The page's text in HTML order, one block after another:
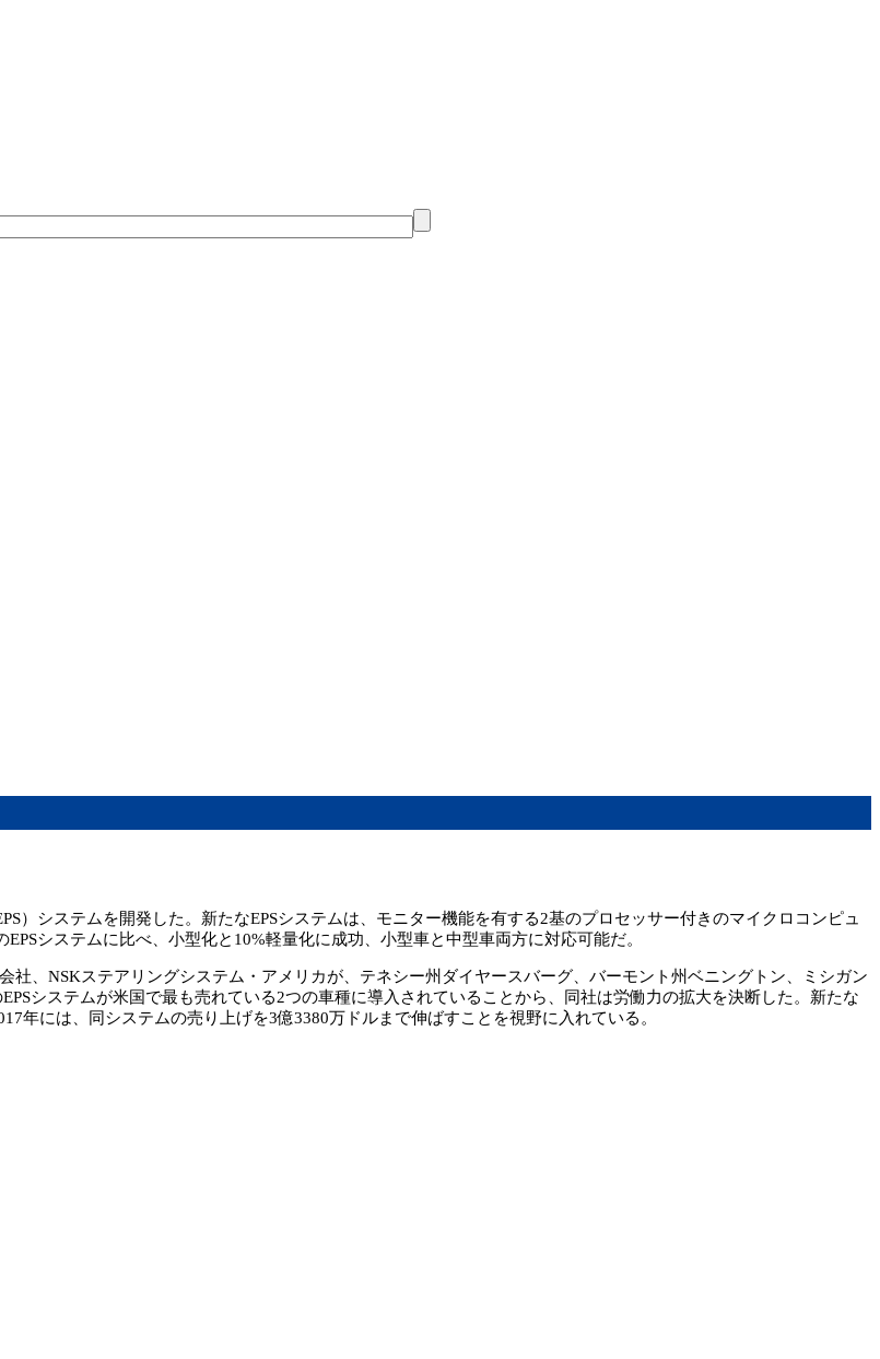
システムを開発した。新たなEPSシステムは、モニター機能を有する2基のプロセッサー付きのマイクロコンピュ
システムに比べ、小型化と10%軽量化に成功、小型車と中型車両方に対応可能だ。
、NSKステアリングシステム・アメリカが、テネシー州ダイヤースバーグ、バーモント州ベニングトン、ミシガン
システムが米国で最も売れている2つの車種に導入されていることから、同社は労働力の拡大を決断した。新たな
年には、同システムの売り上げを3億3380万ドルまで伸ばすことを視野に入れている。